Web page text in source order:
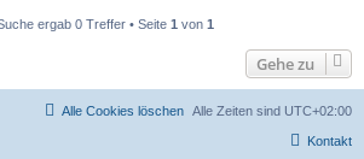
ergab 0 Treffer • Seite 1 von 1
Gehe zu
Alle Zeiten sind UTC+02:00
Alle Cookies löschen
Kontakt